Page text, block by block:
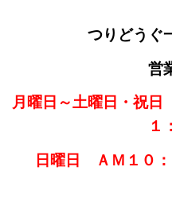
つりどう
営
月曜日～土曜日・祝
１
日曜日 ＡＭ１０：